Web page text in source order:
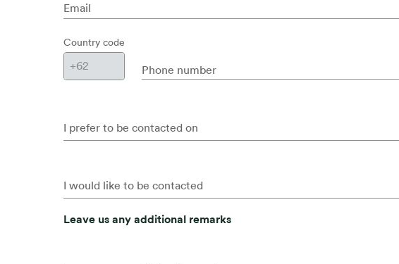
Email
Country code
Phone number
I prefer to be contacted on
I would like to be contacted
Leave us any additional remarks